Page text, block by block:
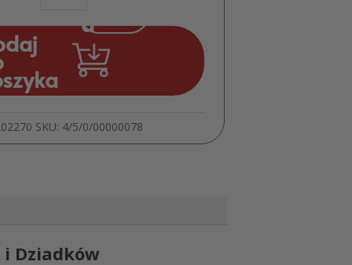
Pierwszą
Komunię
podziękowanie
dla
i
SKU: 4/5/0/00000078
Dziadków